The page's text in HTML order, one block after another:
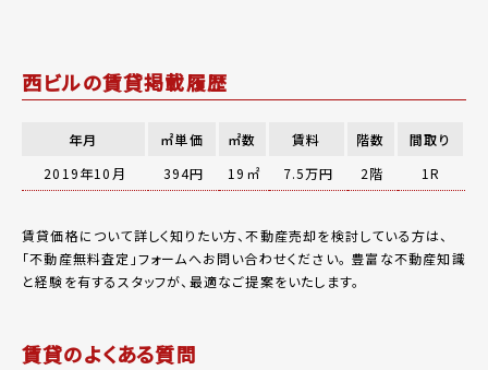
西ビルの賃貸掲載履歴
年月 ㎡単価 ㎡数 賃料 階数
間取り
2019年10月
394円 19㎡ 7.5万円 2階 1R
賃貸価格について詳しく知りたい方、不動産売却を検討している方は、
「不動産無料査定 」フォームへお問い合わせください。 豊富な不動産知識
と経験を有するスタッフが、最適なご提案をいたします。
賃貸のよくある質問